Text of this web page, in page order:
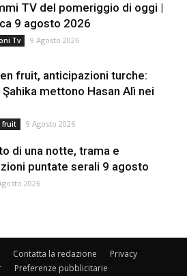
TV del pomeriggio di oggi |
9 agosto 2026
Tv 9 Agosto 2026
fruit, anticipazioni turche:
Şahika mettono Hasan Alì nei
fruit 9 Agosto 2026
di una notte, trama e
puntate serali 9 agosto
2026
Contatta la redazione
Privacy
Preferenze pubblicitarie